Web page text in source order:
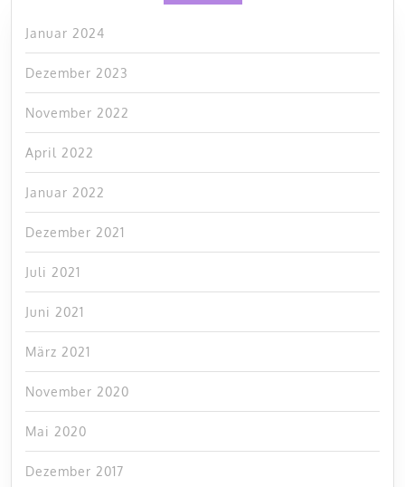
Januar 2024
Dezember 2023
November 2022
April 2022
Januar 2022
Dezember 2021
Juli 2021
Juni 2021
März 2021
November 2020
Mai 2020
Dezember 2017